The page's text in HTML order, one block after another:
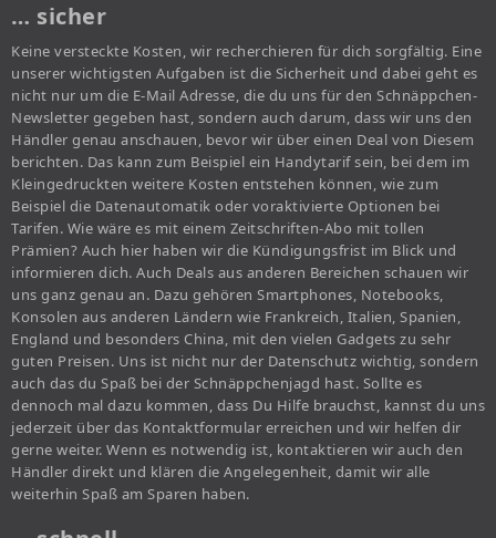
… sicher
Keine versteckte Kosten, wir recherchieren für dich sorgfältig. Eine
unserer wichtigsten Aufgaben ist die Sicherheit und dabei geht es
nicht nur um die E-Mail Adresse, die du uns für den Schnäppchen-
Newsletter gegeben hast, sondern auch darum, dass wir uns den
Händler genau anschauen, bevor wir über einen Deal von Diesem
berichten. Das kann zum Beispiel ein Handytarif sein, bei dem im
Kleingedruckten weitere Kosten entstehen können, wie zum
Beispiel die Datenautomatik oder voraktivierte Optionen bei
Tarifen. Wie wäre es mit einem Zeitschriften-Abo mit tollen
Prämien? Auch hier haben wir die Kündigungsfrist im Blick und
informieren dich. Auch Deals aus anderen Bereichen schauen wir
uns ganz genau an. Dazu gehören Smartphones, Notebooks,
Konsolen aus anderen Ländern wie Frankreich, Italien, Spanien,
England und besonders China, mit den vielen Gadgets zu sehr
guten Preisen. Uns ist nicht nur der Datenschutz wichtig, sondern
auch das du Spaß bei der Schnäppchenjagd hast. Sollte es
dennoch mal dazu kommen, dass Du Hilfe brauchst, kannst du uns
jederzeit über das Kontaktformular erreichen und wir helfen dir
gerne weiter. Wenn es notwendig ist, kontaktieren wir auch den
Händler direkt und klären die Angelegenheit, damit wir alle
weiterhin Spaß am Sparen haben.